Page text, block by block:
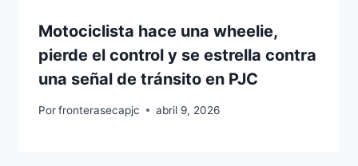
Motociclista hace una wheelie,
pierde el control y se estrella contra
una señal de tránsito en PJC
Porfronterasecapjc abril 9, 2026